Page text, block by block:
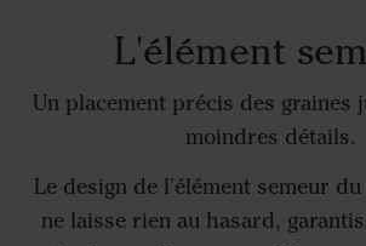
L'élément
Un placement précis des graines
moindres détails.
Le design de l'élément semeur du
ne laisse rien au hasard,